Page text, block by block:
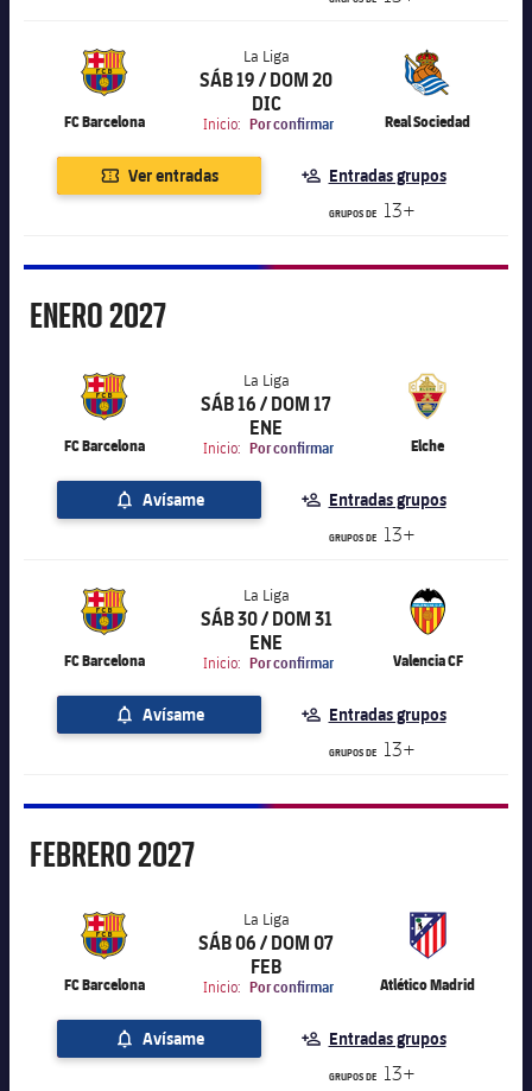
FC Barcelona
La Liga
La Liga
SÁB 19 / DOM 20
DIC
Inicio: Por confirmar Real Sociedad
label.aria.chevronright
Ver entradas Entradas grupos
GRUPOS DE 13+
Enero
ENERO2027
FC Barcelona
La Liga
La Liga
SÁB 16 / DOM 17
ENE
Inicio: Por confirmar Elche
label.aria.chevronright
Avísame Entradas grupos
GRUPOS DE 13+
FC Barcelona
La Liga
La Liga
SÁB 30 / DOM 31
ENE
Inicio: Por confirmar Valencia CF
label.aria.chevronright
Avísame Entradas grupos
GRUPOS DE 13+
Febrero
FEBRERO2027
FC Barcelona
La Liga
La Liga
SÁB 06 / DOM 07
FEB
Inicio: Por confirmar Atlético Madrid
label.aria.chevronright
Avísame Entradas grupos
GRUPOS DE 13+